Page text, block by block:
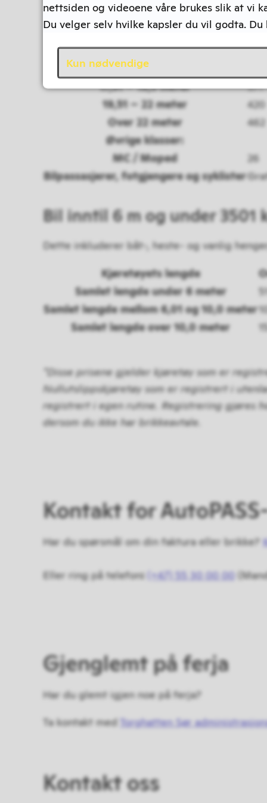
8,01 – 10 meter
175
10,01 – 12,5 meter
226
12,51 – 14,5 meter
272
14,51 – 17,5 meter
17,51 – 19,5 meter
371
19,51 – 22 meter
420
Over 22 meter
462
Øvrige klasser:
MC / Moped
26
Bilpassasjerer, fotgjengere og syklister
Bil inntil 6 m og under 3501
Dette inkluderer båt-, heste- og vanlig
Kjøretøyets lengde
Samlet lengde under 6 meter
51
Samlet lengde mellom 6,01 og 10,0 meter
Samlet lengde over 10,0 meter
*Disse prisene gjelder kjøretøy som er
Nullutslippskjøretøy som er registrert i
registrert i egen rutine. Registrering gjøres
dersom du ikke har brikkeavtale.
Kontakt for
Har du spørsmål om din faktura eller brikke?
Eller ring på telefon: (+47) 55 30 00 00
Gjenglemt på ferja
Har du glemt igjen noe på ferja?
Ta kontakt med Torghatten Sør
Kontakt oss
nettsiden og videoene våre brukes slik at vi
Du velger selv hvilke kapsler du vil godta.
Kun nødvendige